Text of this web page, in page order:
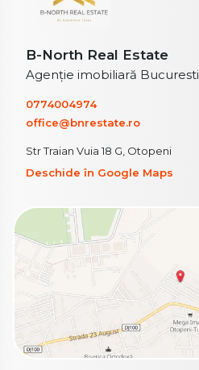
B-North Real Estate
Agenție imobiliară Bucuresti
0774004974
office@bnrestate.ro
Str Traian Vuia 18 G, Otopeni
Deschide în Google Maps